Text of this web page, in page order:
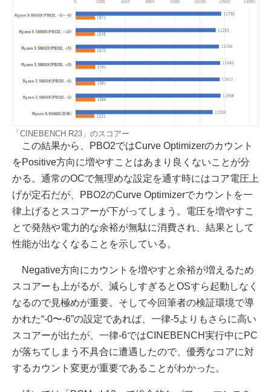
「CINEBENCH R23」のスコアー
この結果から、PBO2ではCurve Optimizerのカウント
をPositive方向に増やすことはあまり良くないことが分
かる。通常のOCで無理めな設定を通す時にはコア電圧上
げが定石だが、PBO2のCurve Optimizerでカウントを一
律上げるとスコアーが下がってしまう。電圧を増やすこ
とで発熱や電力的な余裕が無駄に消費され、結果として
性能が出なくなることを示している。
Negative方向にカウントを増やすと余裕が増えるため
スコアーも上がるが、減らしすぎるとOSすら起動しなく
なるので見極めが重要。そして今回筆者の検証環境で導
かれた“-0〜-6”の設定であれば、一律-5よりもさらに高い
スコアーが出たが、一律-6ではCINEBENCH実行中にPC
が落ちてしまう不具合に遭遇したので、優秀なコアに対
するカウント変更が重要であることがわかった。